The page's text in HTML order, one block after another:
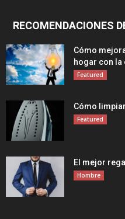
RECOMENDACIONES
Cómo
hogar con
Featured
Cómo
Featured
El mejor
Hombre